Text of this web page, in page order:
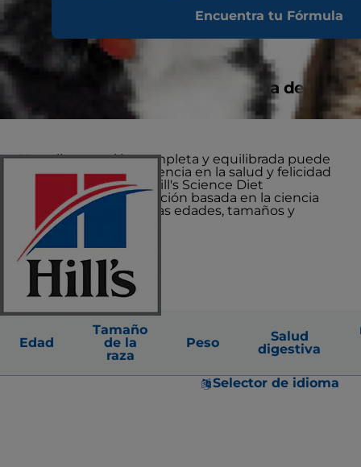
Encuentra tu Fórmula
Selector de idioma
Nutrición diaria para cada etapa de la
vida de su perro
Una alimentación completa y equilibrada puede
marcar una gran diferencia en la salud y felicidad
general de su perro. Hill's Science Diet
proporciona una nutrición basada en la ciencia
para perros de todas las edades, tamaños y
necesidades.
Edad
Tamaño
de la
raza
Peso
Salud
digestiva